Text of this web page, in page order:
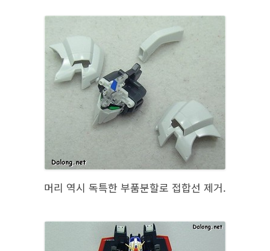
머리 역시 독특한 부품분할로 접합선 제거.